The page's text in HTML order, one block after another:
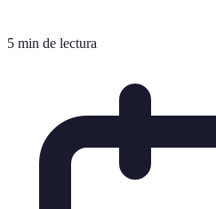
5 min de lectura